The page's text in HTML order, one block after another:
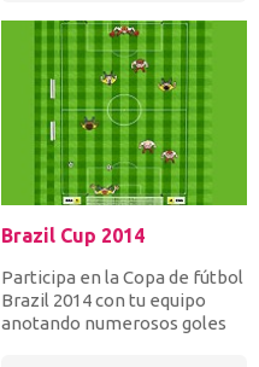
Brazil Cup 2014
Participa en la Copa de fútbol
Brazil 2014 con tu equipo
anotando numerosos goles